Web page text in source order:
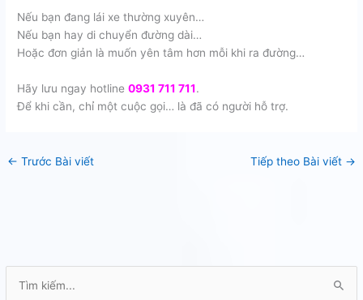
Nếu bạn đang lái xe thường xuyên…
Nếu bạn hay di chuyển đường dài…
Hoặc đơn giản là muốn yên tâm hơn mỗi khi ra đường…
Hãy lưu ngay hotline0931 711 711.
Để khi cần, chỉ một cuộc gọi… là đã có người hỗ trợ.
← Trước Bài viết Tiếp theo Bài viết →